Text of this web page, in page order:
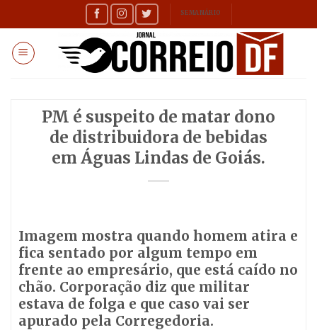
to
content
SEMANÁRIO
PM é suspeito de matar dono
de distribuidora de bebidas
em Águas Lindas de Goiás.
Imagem mostra quando homem atira e
fica sentado por algum tempo em
frente ao empresário, que está caído no
chão. Corporação diz que militar
estava de folga e que caso vai ser
apurado pela Corregedoria.